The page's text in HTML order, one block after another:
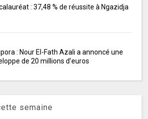
: 37,48 % de réussite à Ngazidja
: Nour El-Fath Azali a annoncé une
de 20 millions d’euros
semaine